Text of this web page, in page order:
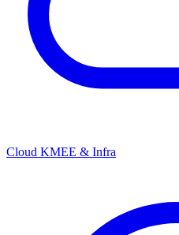
Cloud KMEE & Infra